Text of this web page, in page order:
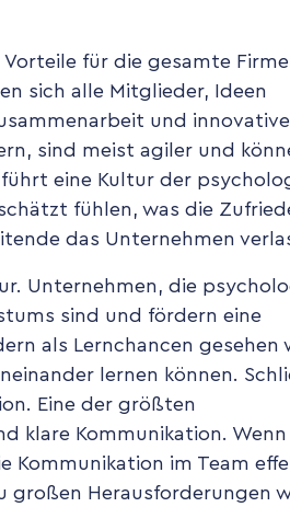
für die gesamte
sich alle Mitglieder, Ideen
und
sind meist agiler und
eine Kultur der
fühlen, was die
das Unternehmen
Unternehmen, die
sind und fördern eine
als Lernchancen gesehen
lernen können.
Eine der größten
klare Kommunikation. Wenn
Kommunikation im Team
großen Herausforderungen